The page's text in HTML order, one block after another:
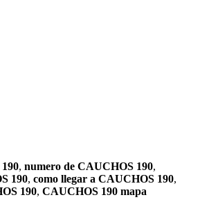
, numero de CAUCHOS 190,
190, como llegar a CAUCHOS 190,
190, CAUCHOS 190 mapa